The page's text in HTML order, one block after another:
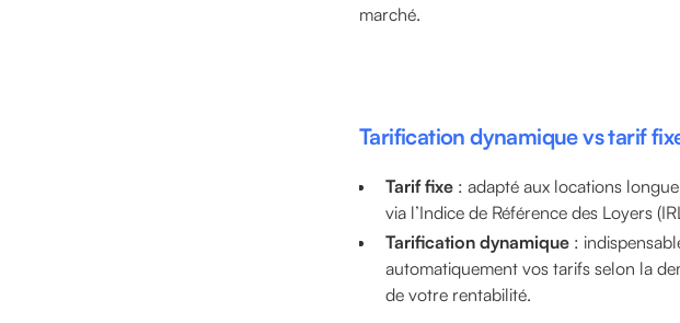
marché.
Tarification dynamique vs tarif
Tarif fixe : adapté aux locations
via l’Indice de Référence des Loyers
Tarification dynamique :
automatiquement vos tarifs selon la
de votre rentabilité.